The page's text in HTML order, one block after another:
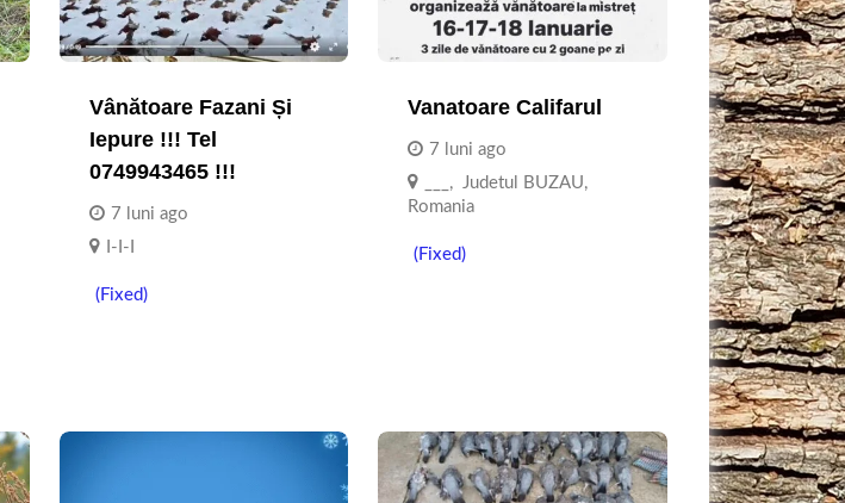
Vânătoare Fazani Și
Iepure !!! Tel
0749943465 !!!
7 luni ago
I-I-I
(Fixed)
Vanatoare Califarul
7 luni ago
, Judetul BUZAU,
Romania
(Fixed)